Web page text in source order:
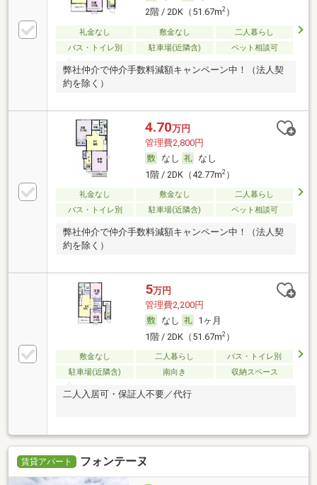
2階 / 2DK（51.67m2）
礼金なし 敷金なし
二人暮らし
バス・トイレ別
駐車場(近隣含) ペット相談可
弊社仲介で仲介手数料減額キャンペーン中！（法人契
約を除く）
4.70万円
管理費2,800円
なし
なし
1階 / 2DK（42.77m2）
礼金なし 敷金なし
二人暮らし
バス・トイレ別
駐車場(近隣含) ペット相談可
弊社仲介で仲介手数料減額キャンペーン中！（法人契
約を除く）
5万円
管理費2,200円
なし
1ヶ月
1階 / 2DK（51.67m2）
敷金なし 二人暮らし
バス・トイレ別
駐車場(近隣含)
南向き 収納スペース
二人入居可・保証人不要／代行
賃貸アパート フォンテーヌ